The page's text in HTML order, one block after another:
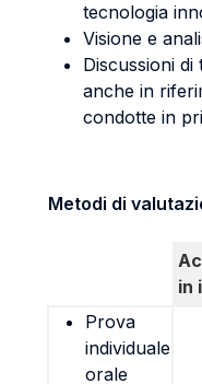
tecnologia
Visione e
Discussioni di
anche in
condotte in
Metodi di
in
Prova
individuale
orale